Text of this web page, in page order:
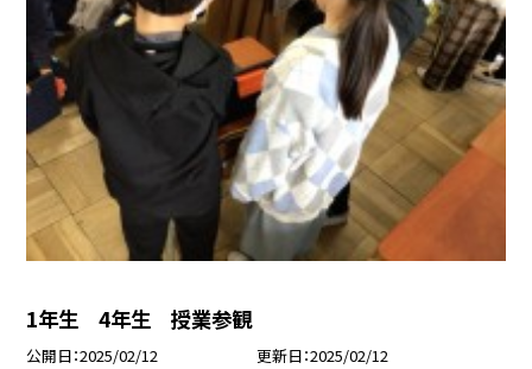
1年生 4年生 授業参観
公開日 2025/02/12 更新日 2025/02/12